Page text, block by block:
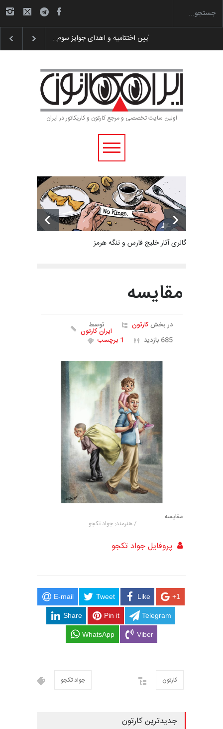
گزارش تصویری آیین اختتامیه و اهدای جوایز سوم…
اولین سایت تخصصی و مرجع کارتون و کاریکاتور در ایران
گالری آثار خلیج فارس و تنگه هرمز
مقایسه
در بخشکارتون توسط
ایران کارتون
685 بازدید
1 برچسب
مقایسه
/ هنرمند: جواد تکجو
پروفایل جواد تکجو
E-mail Tweet Like +1
Share Pin it Telegram
WhatsApp Viber
جواد تکجو کارتون
جدیدترین کارتون